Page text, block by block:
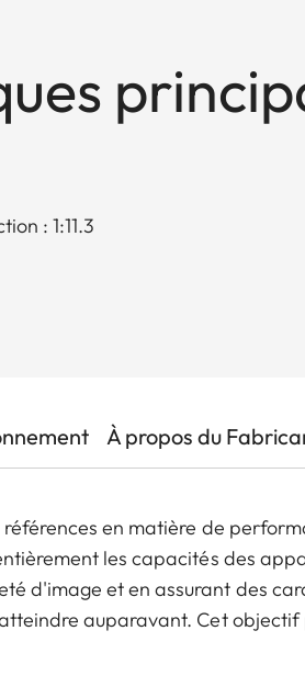
: 1:11.3
À propos du
en matière de
les capacités des
d'image et en assurant des
auparavant. Cet